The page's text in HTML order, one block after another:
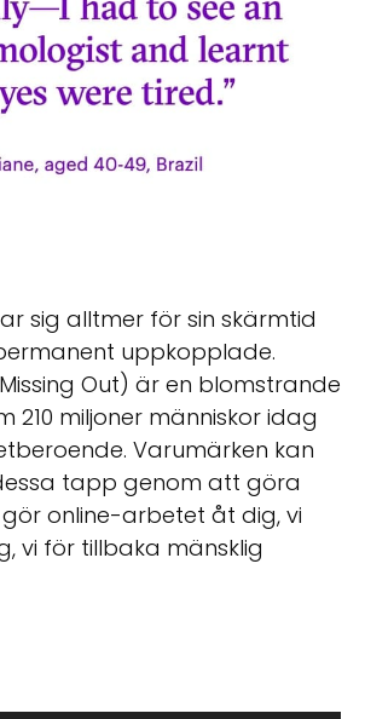
sig alltmer för sin skärmtid
uppkopplade.
Out) är en blomstrande
210 miljoner människor idag
Varumärken kan
tapp genom att göra
gör online-arbetet åt dig, vi
vi för tillbaka mänsklig